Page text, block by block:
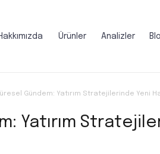
Ürünler Analizler
Gündem: Yatırım Stratejilerinde Yeni
Yatırım